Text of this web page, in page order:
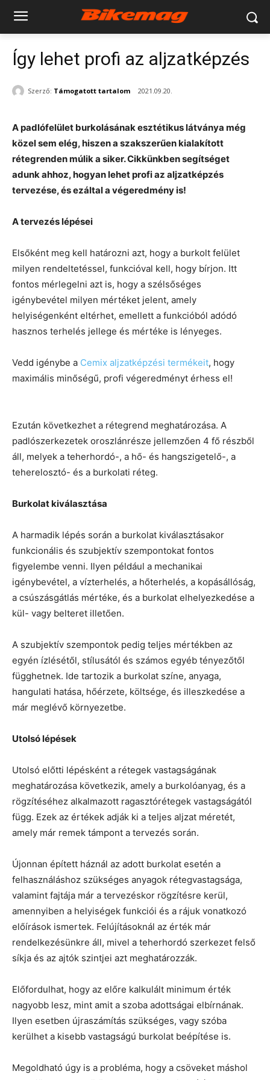
Így lehet profi az aljzatképzés
Szerző: Támogatott tartalom 2021.09.20.
A padlófelület burkolásának esztétikus látványa még
közel sem elég, hiszen a szakszerűen kialakított
rétegrenden múlik a siker. Cikkünkben segítséget
adunk ahhoz, hogyan lehet profi az aljzatképzés
tervezése, és ezáltal a végeredmény is!
A tervezés lépései
Elsőként meg kell határozni azt, hogy a burkolt felület
milyen rendeltetéssel, funkcióval kell, hogy bírjon. Itt
fontos mérlegelni azt is, hogy a szélsőséges
igénybevétel milyen mértéket jelent, amely
helyiségenként eltérhet, emellett a funkcióból adódó
hasznos terhelés jellege és mértéke is lényeges.
Vedd igénybe a Cemix aljzatképzési termékeit, hogy
maximális minőségű, profi végeredményt érhess el!
Ezután következhet a rétegrend meghatározása. A
padlószerkezetek oroszlánrésze jellemzően 4 fő részből
áll, melyek a teherhordó-, a hő- és hangszigetelő-, a
teherelosztó- és a burkolati réteg.
Burkolat kiválasztása
A harmadik lépés során a burkolat kiválasztásakor
funkcionális és szubjektív szempontokat fontos
figyelembe venni. Ilyen például a mechanikai
igénybevétel, a vízterhelés, a hőterhelés, a kopásállóság,
a csúszásgátlás mértéke, és a burkolat elhelyezkedése a
kül- vagy belteret illetően.
A szubjektív szempontok pedig teljes mértékben az
egyén ízlésétől, stílusától és számos egyéb tényezőtől
függhetnek. Ide tartozik a burkolat színe, anyaga,
hangulati hatása, hőérzete, költsége, és illeszkedése a
már meglévő környezetbe.
Utolsó lépések
Utolsó előtti lépésként a rétegek vastagságának
meghatározása következik, amely a burkolóanyag, és a
rögzítéséhez alkalmazott ragasztórétegek vastagságától
függ. Ezek az értékek adják ki a teljes aljzat méretét,
amely már remek támpont a tervezés során.
Újonnan épített háznál az adott burkolat esetén a
felhasználáshoz szükséges anyagok rétegvastagsága,
valamint fajtája már a tervezéskor rögzítésre kerül,
amennyiben a helyiségek funkciói és a rájuk vonatkozó
előírások ismertek. Felújításoknál az érték már
rendelkezésünkre áll, mivel a teherhordó szerkezet felső
síkja és az ajtók szintjei azt meghatározzák.
Előfordulhat, hogy az előre kalkulált minimum érték
nagyobb lesz, mint amit a szoba adottságai elbírnának.
Ilyen esetben újraszámítás szükséges, vagy szóba
kerülhet a kisebb vastagságú burkolat beépítése is.
Megoldható úgy is a probléma, hogy a csöveket máshol